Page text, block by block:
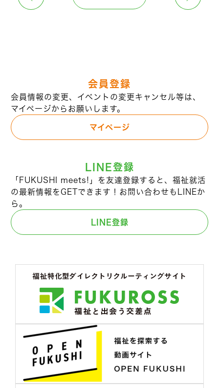
会員登録
会員情報の変更、イベントの変更キャンセル等は、
マイページからお願いします。
マイページ
LINE登録
「FUKUSHI meets!」を友達登録すると、福祉就活
の最新情報をGETできます！お問い合わせもLINEか
ら。
LINE登録